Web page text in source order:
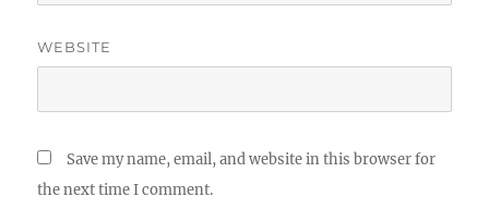
WEBSITE
Save my name, email, and website in this browser for
the next time I comment.